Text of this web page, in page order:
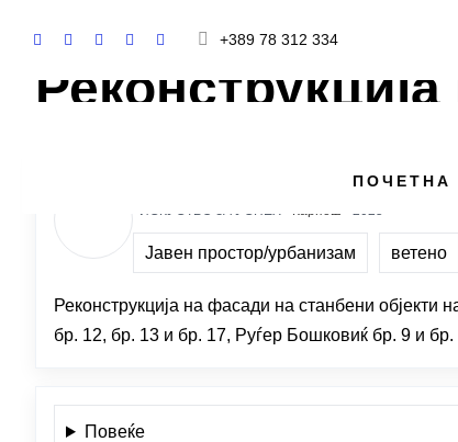
+389 78 312 334
ПОЧЕТНА
ИСКУСТВО ЗА УСПЕХ · Карпош · 2025
Јавен простор/урбанизам ветено
Реконструкција на фасади на станбени
бр. 12, бр. 13 и бр. 17, Руѓер Бошковиќ бр. 9 и
Повеќе